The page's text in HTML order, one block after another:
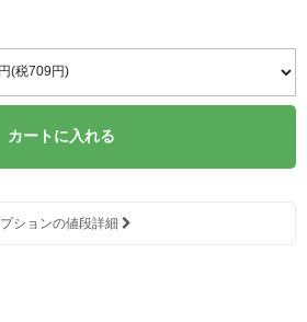
カートに入れる
ションの値段詳細